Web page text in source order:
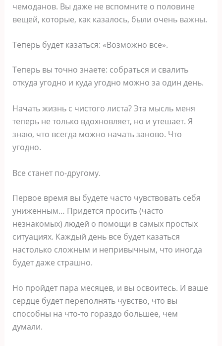
чемоданов. Вы даже не вспомните о половине
вещей, которые, как казалось, были очень важны.
Теперь будет казаться: «Возможно все».
Теперь вы точно знаете: собраться и свалить
откуда угодно и куда угодно можно за один день.
Начать жизнь с чистого листа? Эта мысль меня
теперь не только вдохновляет, но и утешает. Я
знаю, что всегда можно начать заново. Что
угодно.
Все станет по-другому.
Первое время вы будете часто чувствовать себя
униженным… Придется просить (часто
незнакомых) людей о помощи в самых простых
ситуациях. Каждый день все будет казаться
настолько сложным и непривычным, что иногда
будет даже страшно.
Но пройдет пара месяцев, и вы освоитесь. И ваше
сердце будет переполнять чувство, что вы
способны на что-то гораздо большее, чем
думали.